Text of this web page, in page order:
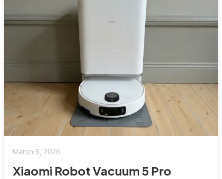
March 9, 2026
Xiaomi Robot Vacuum 5 Pro